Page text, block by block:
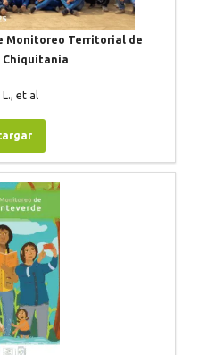
Monitoreo Territorial de
Chiquitania
et al